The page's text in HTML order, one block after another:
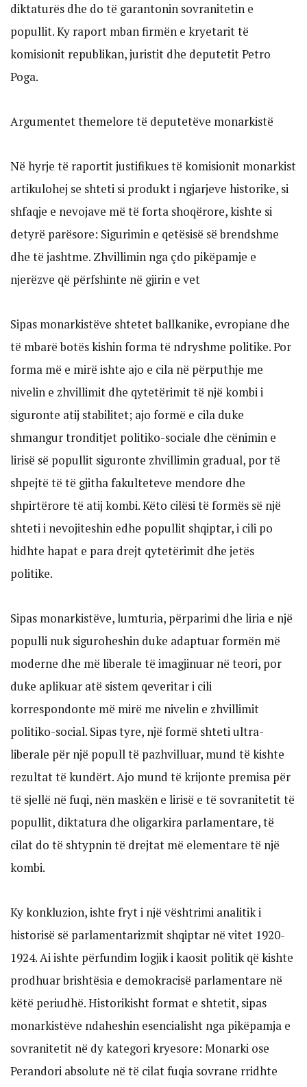
diktaturës dhe do të garantonin sovranitetin e
popullit. Ky raport mban firmën e kryetarit të
komisionit republikan, juristit dhe deputetit Petro
Poga.
Argumentet themelore të deputetëve monarkistë
Në hyrje të raportit justifikues të komisionit monarkist
artikulohej se shteti si produkt i ngjarjeve historike, si
shfaqje e nevojave më të forta shoqërore, kishte si
detyrë parësore: Sigurimin e qetësisë së brendshme
dhe të jashtme. Zhvillimin nga çdo pikëpamje e
njerëzve që përfshinte në gjirin e vet
Sipas monarkistëve shtetet ballkanike, evropiane dhe
të mbarë botës kishin forma të ndryshme politike. Por
forma më e mirë ishte ajo e cila në përputhje me
nivelin e zhvillimit dhe qytetërimit të një kombi i
siguronte atij stabilitet; ajo formë e cila duke
shmangur tronditjet politiko-sociale dhe cënimin e
lirisë së popullit siguronte zhvillimin gradual, por të
shpejtë të të gjitha fakulteteve mendore dhe
shpirtërore të atij kombi. Këto cilësi të formës së një
shteti i nevojiteshin edhe popullit shqiptar, i cili po
hidhte hapat e para drejt qytetërimit dhe jetës
politike.
Sipas monarkistëve, lumturia, përparimi dhe liria e një
populli nuk siguroheshin duke adaptuar formën më
moderne dhe më liberale të imagjinuar në teori, por
duke aplikuar atë sistem qeveritar i cili
korrespondonte më mirë me nivelin e zhvillimit
politiko-social. Sipas tyre, një formë shteti ultra-
liberale për një popull të pazhvilluar, mund të kishte
rezultat të kundërt. Ajo mund të krijonte premisa për
të sjellë në fuqi, nën maskën e lirisë e të sovranitetit të
popullit, diktatura dhe oligarkira parlamentare, të
cilat do të shtypnin të drejtat më elementare të një
kombi.
Ky konkluzion, ishte fryt i një vështrimi analitik i
historisë së parlamentarizmit shqiptar në vitet 1920-
1924. Ai ishte përfundim logjik i kaosit politik që kishte
prodhuar brishtësia e demokracisë parlamentare në
këtë periudhë. Historikisht format e shtetit, sipas
monarkistëve ndaheshin esencialisht nga pikëpamja e
sovranitetit në dy kategori kryesore: Monarki ose
Perandori absolute në të cilat fuqia sovrane rridhte